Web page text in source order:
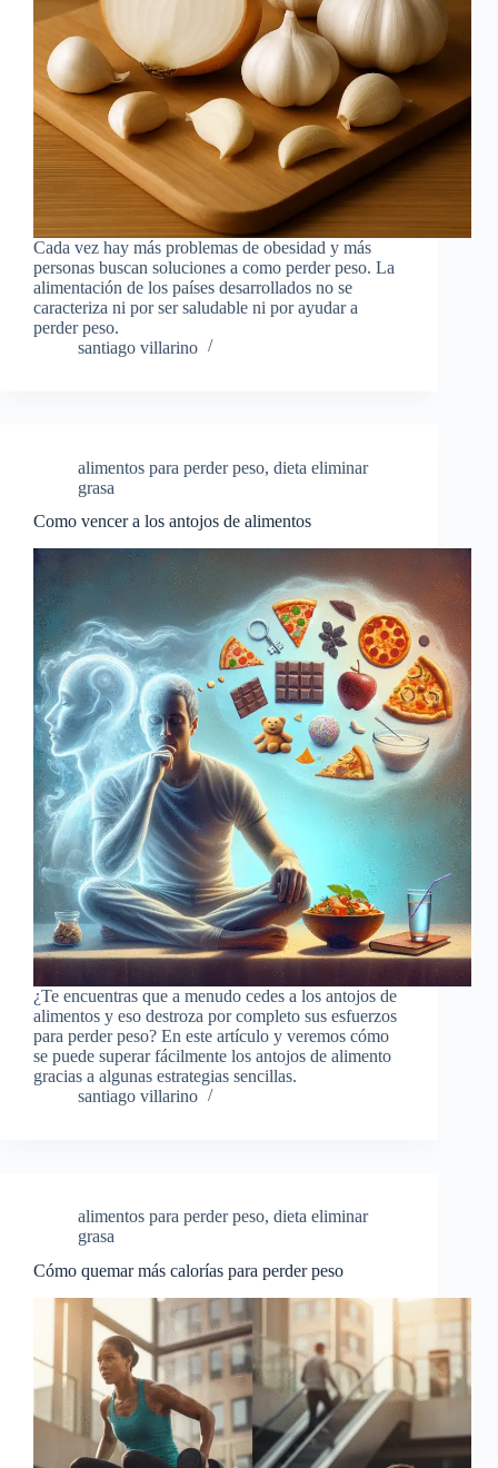
Cada vez hay más problemas de obesidad y más
personas buscan soluciones a como perder peso. La
alimentación de los países desarrollados no se
caracteriza ni por ser saludable ni por ayudar a
perder peso.
santiago villarino
alimentos para perder peso, dieta eliminar
grasa
Como vencer a los antojos de alimentos
¿Te encuentras que a menudo cedes a los antojos de
alimentos y eso destroza por completo sus esfuerzos
para perder peso? En este artículo y veremos cómo
se puede superar fácilmente los antojos de alimento
gracias a algunas estrategias sencillas.
santiago villarino
alimentos para perder peso, dieta eliminar
grasa
Cómo quemar más calorías para perder peso